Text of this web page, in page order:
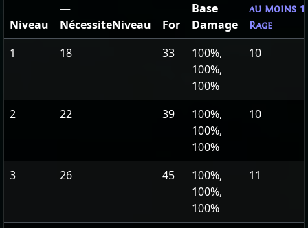
Niveau
—
NécessiteNiveau
For
Base
Damage
au moins
Rage
1 18 33
100%,
100%,
100%
10
2 22 39
100%,
100%,
100%
10
3 26 45
100%,
100%,
100%
11